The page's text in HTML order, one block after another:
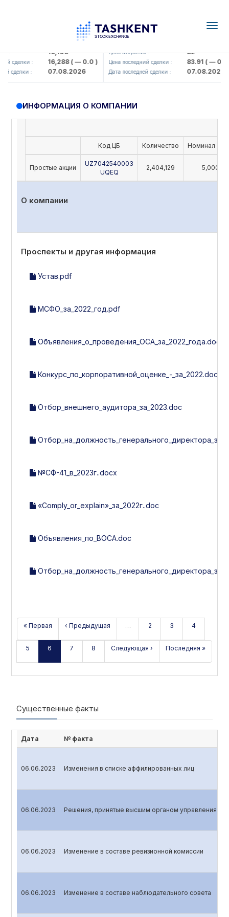
: 16,100
сделки : 16,288( — 0.0 )
сделки : 07.08.2026
KFSK (<Kafolat sug'urta
Цена закрытия : 82
Цена последний сделки : 83.91( — 0.0 )
Дата последней сделки : 07.08.2026
ИНФОРМАЦИЯ О КОМПАНИИ
Код ЦБ Количество Номинал
Простые акции
UZ7042540003
UQEQ
2,404,129 5,000
О компании
Проспекты и другая информация
Устав.pdf
МСФО_за_2022_год.pdf
Объявления_о_проведения_ОСА_за_2022_года.doc
Конкурс_по_корпоративной_оценке_-_за_2022.doc
Отбор_внешнего_аудитора_за_2023.doc
№СФ-41_в_2023г..docx
«Comply_or_explain»_за_2022г..doc
Объявления_по_ВОСА.doc
« Первая ‹ Предыдущая … 2 3 4
5 6 7 8 Следующая › Последняя »
Существенные факты
Дата № факта
06.06.2023 Изменения в списке аффилированных лиц
06.06.2023 Решения, принятые высшим органом управления
06.06.2023 Изменение в составе ревизионной комиссии
06.06.2023 Изменение в составе наблюдательного совета